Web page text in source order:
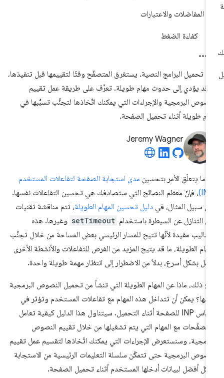
المفاضلات والاعتبارات
كفاءة الضغط
تحميل البرامج النصية، يستغرق المتصفّح وقتًا لتقييمها قبل تنفيذها،
قد يؤدي إلى حدوث مهام طويلة. تعرَّف على طريقة عمل تقييم
البرمجية والإجراءات التي يمكنك اتّخاذها لتجنُّب تسبُّبها في
طويلة أثناء تحميل الصفحة.
Jeremy Wagner
يتعلّق الأمر بتحسينمدى استجابة الصفحة لتفاعلات المستخدم
، فإنّ معظم النصائح التي ستصادفك هي تحسين التفاعلات نفسها.
سبيل المثال، في دليل تحسين المهام الطويلة، تتم مناقشة تقنيات
التنازل عن السيطرة باستخدام setTimeout وغيرها. هذه
مفيدة لأنّها تتيح للمسار الرئيسي بعض المساحة من خلال تجنُّب
الطويلة، ما قد يتيح المزيد من الفرص للتفاعلات والأنشطة الأخرى
بشكل أسرع، بدلاً من الاضطرار إلى انتظار مهمة طويلة واحدة.
ذلك، ماذا عن المهام الطويلة التي تنشأ من تحميل النصوص البرمجية
يمكن أن تتداخل هذه المهام مع تفاعلات المستخدم وتؤثر في
مقياس INP للصفحة أثناء التحميل. سيتناول هذا الدليل كيفية تعامل
مع المهام التي يتم تشغيلها من خلال تقييم النصوص
وسنستعرض الإجراءات التي يمكنك اتّخاذها لتقسيم عمل تقييم
البرمجية حتى تتمكّن سلسلة التعليمات الرئيسية من الاستجابة
أفضل لبيانات أدخلها المستخدم أثناء تحميل الصفحة.